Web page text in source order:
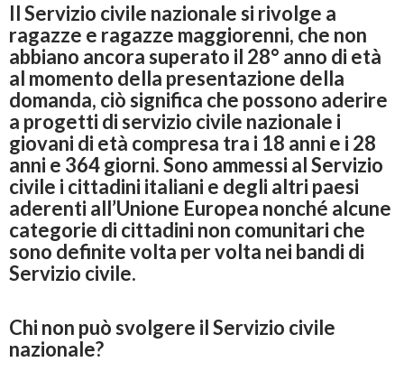
Il Servizio civile nazionale si rivolge a
ragazze e ragazze maggiorenni, che non
abbiano ancora superato il 28° anno di età
al momento della presentazione della
domanda, ciò significa che possono aderire
a progetti di servizio civile nazionale i
giovani di età compresa tra i 18 anni e i 28
anni e 364 giorni. Sono ammessi al Servizio
civile i cittadini italiani e degli altri paesi
aderenti all’Unione Europea nonché alcune
categorie di cittadini non comunitari che
sono definite volta per volta nei bandi di
Servizio civile.
Chi non può svolgere il Servizio civile
nazionale?